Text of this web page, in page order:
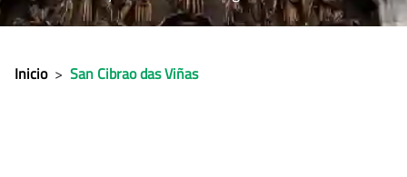
Inicio > San Cibrao das Viñas